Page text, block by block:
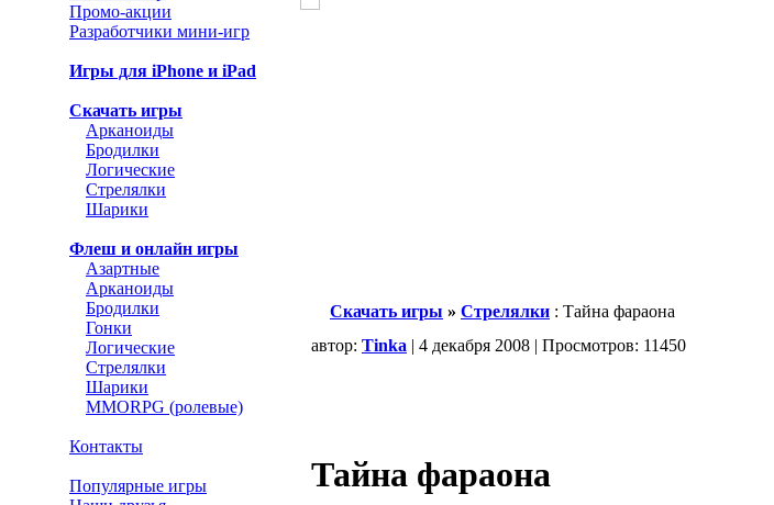
Промо-акции
Разработчики мини-игр
Игры для iPhone и iPad
Скачать игры
Арканоиды
Бродилки
Логические
Стрелялки
Шарики
Флеш и онлайн игры
Азартные
Арканоиды
Бродилки
Гонки
Логические
Стрелялки
Шарики
MMORPG (ролевые)
Контакты
Популярные игры
Скачать игры » Стрелялки : Тайна фараона
автор: Tinka | 4 декабря 2008 | Просмотров: 11450
Тайна фараона